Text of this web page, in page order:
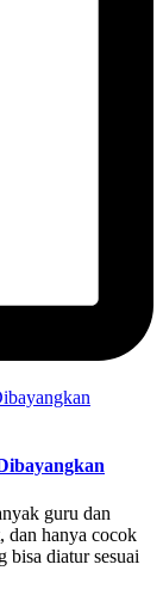
guru dan
dan hanya cocok
bisa diatur sesuai